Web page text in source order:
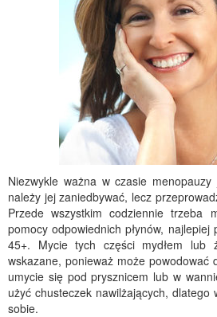
Niezwykle ważna w czasie
należy jej zaniedbywać, lecz
Przede wszystkim codziennie trzeba
pomocy odpowiednich płynów,
45+. Mycie tych części mydłem
wskazane, ponieważ może powodować
umycie się pod prysznicem lub w
użyć chusteczek nawilżających,
sobie.